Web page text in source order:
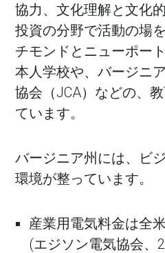
協力、文化理解と文化
投資の分野で活動の場
チモンドとニューポー
本人学校や、バージニ
協会（JCA）などの、
ています。
バージニア州には、ビ
環境が整っています。
産業用電気料金は全
(エジソン電気協会、